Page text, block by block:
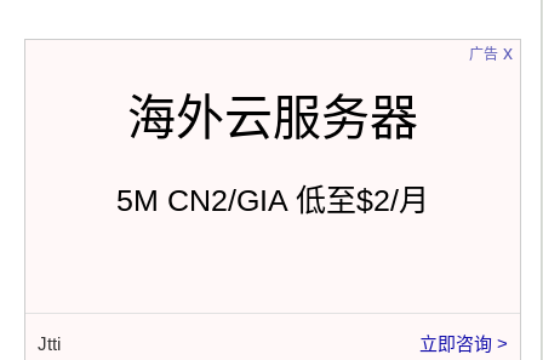
广告
海外云服务器
5M CN2/GIA 低至$2/月
Jtti 立即咨询 >
x